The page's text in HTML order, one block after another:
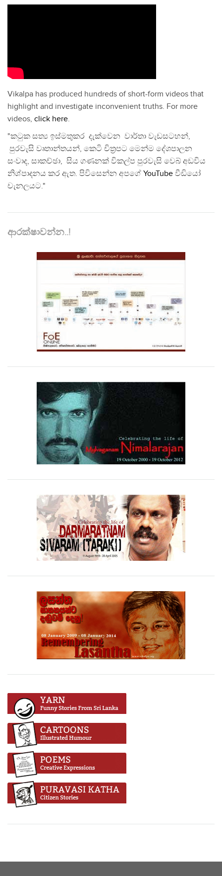
Vikalpa has produced hundreds of short-form videos that
highlight and investigate inconvenient truths. For more
videos, click here.
"කටුක සත්‍ය ඉස්මතුකර දැක්වෙන වාර්තා වැඩසටහන්,
පුරවැසි වෘතාන්තයන්, කෙටි චිත්‍රපට මෙන්ම දේශපාලන
සංවාද, සාකච්ඡා, සිය ගණනක් විකල්ප පුරවැසි වෙබ් අඩවිය
නිශ්පාදනය කර ඇත. පිවිසෙන්න අපගේ YouTube වීඩියෝ
චැනලයට."
ආරක්ෂාවන්න..!